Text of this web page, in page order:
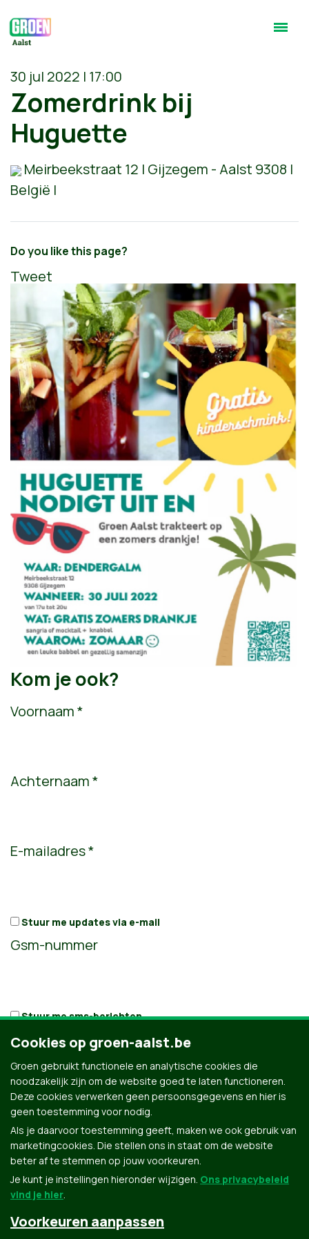
30 jul 2022 | 17:00
Zomerdrink bij
Huguette
Meirbeekstraat 12 | Gijzegem - Aalst 9308 |
België |
Do you like this page?
Tweet
Kom je ook?
Voornaam *
Achternaam *
E-mailadres *
Stuur me updates via e-mail
Gsm-nummer
Stuur me sms-berichten
Hoeveel mensen breng je mee?
Groen.be
Cookies op groen-aalst.be
Groen gebruikt functionele en analytische cookies die
noodzakelijk zijn om de website goed te laten functioneren.
Deze cookies verwerken geen persoonsgegevens en hier is
geen toestemming voor nodig.
Als je daarvoor toestemming geeft, maken we ook gebruik van
marketingcookies. Die stellen ons in staat om de website
beter af te stemmen op jouw voorkeuren.
Je kunt je instellingen hieronder wijzigen. Ons privacybeleid
vind je hier.
Voorkeuren aanpassen